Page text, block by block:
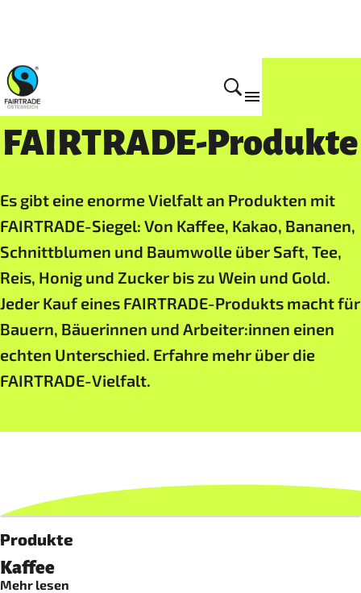
Produkte
FAIRTRADE-Produkte
Es gibt eine enorme Vielfalt an Produkten mit
FAIRTRADE-Siegel: Von Kaffee, Kakao, Bananen,
Schnittblumen und Baumwolle über Saft, Tee,
Reis, Honig und Zucker bis zu Wein und Gold.
Jeder Kauf eines FAIRTRADE-Produkts macht für
Bauern, Bäuerinnen und Arbeiter:innen einen
echten Unterschied. Erfahre mehr über die
FAIRTRADE-Vielfalt.
Produkte
Kaffee
Mehr lesen